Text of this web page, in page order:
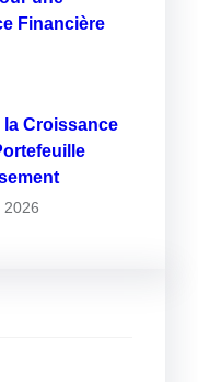
Financière
la Croissance
2026